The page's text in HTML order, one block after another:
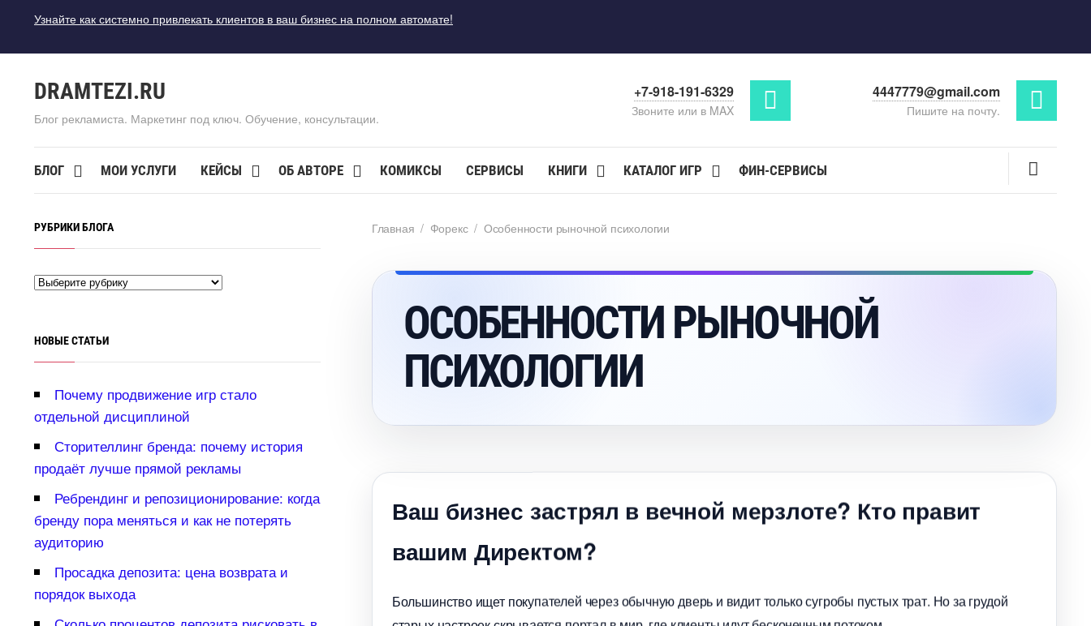
Узнайте как системно привлекать клиентов в ваш бизнес на полном автомате!
DRAMTEZI.RU
Блог рекламиста. Маркетинг под ключ. Обучение, консультации.
+7-918-191-6329
Звоните или в MAX
4447779@gmail.com
Пишите на почту.
БЛОГ МОИ УСЛУГИ КЕЙСЫ ОБ АВТОРЕ КОМИКСЫ СЕРВИСЫ КНИГИ КАТАЛОГ ИГР ФИН-СЕРВИСЫ
Главная / Форекс/ Особенности рыночной психологии
ОСОБЕННОСТИ РЫНОЧНОЙ
ПСИХОЛОГИИ
аш бизнес застрял в вечной мерзлоте? Кто правит
ашим Директом?
Большинство ищет покупателей через обычную дверь и видит только сугробы пустых трат. Но за грудой
РУБРИКИ БЛОГА
НОВЫЕ СТАТЬИ
Почему продвижение игр стало
отдельной дисциплиной
Сторителлинг бренда: почему история
продаёт лучше прямой рекламы
Ребрендинг и репозиционирование: когда
ренду пора меняться и как не потерять
аудиторию
Просадка депозита: цена возврата и
порядок выхода